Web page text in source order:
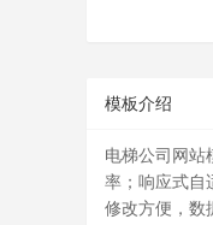
模板介绍
电梯公司网站
率；响应式自
修改方便，数